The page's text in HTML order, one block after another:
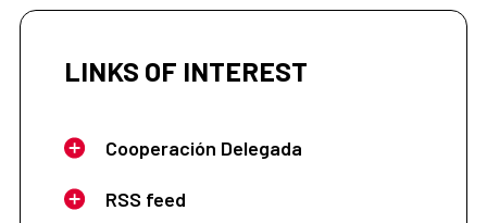
LINKS OF INTEREST
Cooperación Delegada
RSS feed